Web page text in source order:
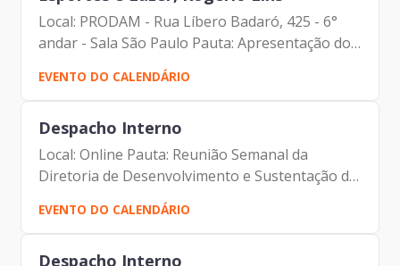
Local: PRODAM - Rua Líbero Badaró, 425 - 6°
andar - Sala São Paulo Pauta: Apresentação do
Projeto de Esportes Participantes: - Francisco
Forbes – Presidente | Prodam-SP - André
Tomiatto -...
EVENTO DO CALENDÁRIO
Despacho Interno
Local: Online Pauta: Reunião Semanal da
Diretoria de Desenvolvimento e Sustentação de
Sistemas Participantes: - Francisco Forbes –
Presidente | Prodam-SP - André Tomiatto de
Oliveira - Assessor...
EVENTO DO CALENDÁRIO
Despacho Interno